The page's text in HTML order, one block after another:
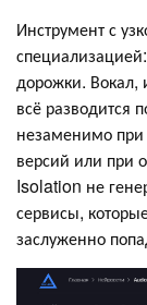
Инструмент с
дорожки.
всё разводится
незаменимо при
версий или при
Isolation не
сервисы,
заслуженно